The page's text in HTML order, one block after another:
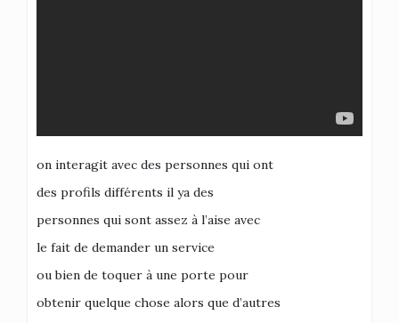
on interagit avec des personnes qui ont
des profils différents il ya des
personnes qui sont assez à l’aise avec
le fait de demander un service
ou bien de toquer à une porte pour
obtenir quelque chose alors que d’autres